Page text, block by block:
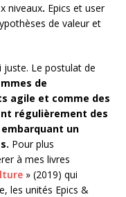
niveaux. Epics et user
de valeur et
Le postulat de
de
agile et comme des
régulièrement des
un
Pour plus
à mes livres
» (2019) qui
les unités Epics &